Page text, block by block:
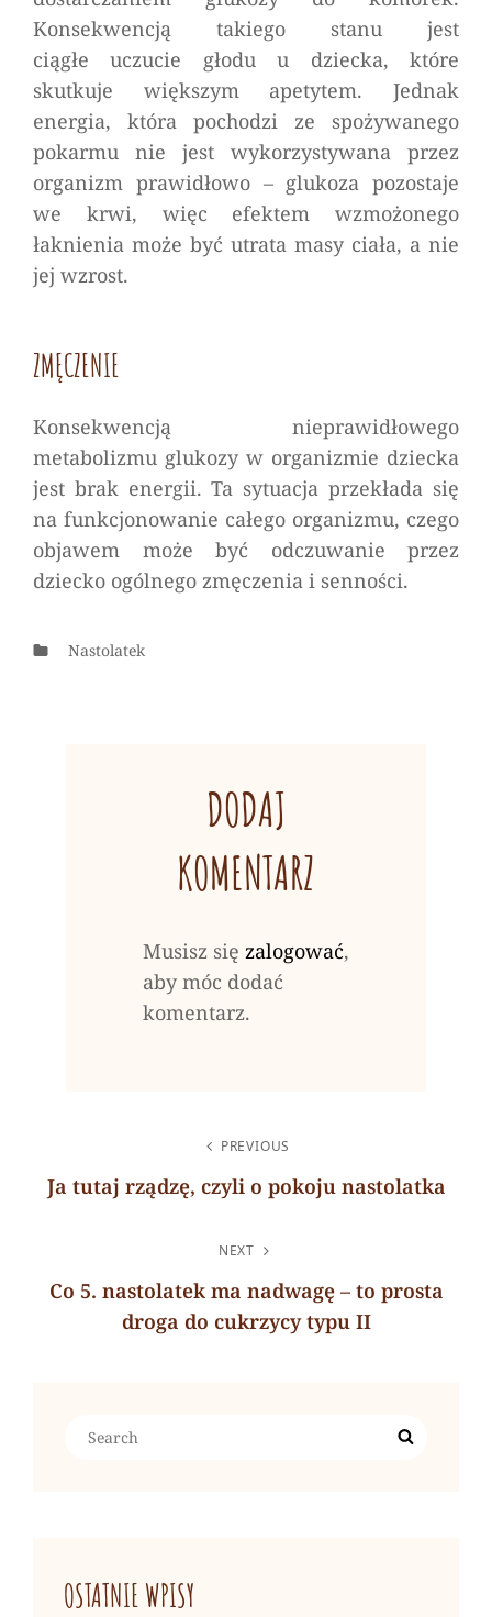
Konsekwencją takiego stanu jest
ciągłe uczucie głodu u dziecka, które
skutkuje większym apetytem. Jednak
energia, która pochodzi ze spożywanego
pokarmu nie jest wykorzystywana przez
organizm prawidłowo – glukoza pozostaje
we krwi, więc efektem wzmożonego
łaknienia może być utrata masy ciała, a nie
jej wzrost.
ZMĘCZENIE
Konsekwencją nieprawidłowego
metabolizmu glukozy w organizmie dziecka
jest brak energii. Ta sytuacja przekłada się
na funkcjonowanie całego organizmu, czego
objawem może być odczuwanie przez
dziecko ogólnego zmęczenia i senności.
Categories
Nastolatek
DODAJ
KOMENTARZ
Musisz się zalogować,
aby móc dodać
komentarz.
WPISU
PREVIOUS
Ja tutaj rządzę, czyli o pokoju nastolatka
NEXT
Co 5. nastolatek ma nadwagę – to prosta
droga do cukrzycy typu II
OSTATNIE WPISY